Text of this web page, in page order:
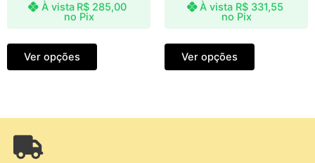
À vista R$ 285,00
no Pix
Ver opções
À vista R$331,55
no Pix
Ver opções